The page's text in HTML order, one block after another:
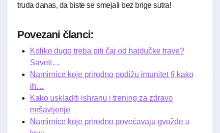
truda danas, da biste se smejali bez brige sutra!
Povezani članci:
Koliko dugo treba piti čaj od hajdučke trave?
Saveti…
Namirnice koje prirodno podižu imunitet (i kako
ih…
Kako uskladiti ishranu i trening za zdravo
mršavljenje
Namirnice koje prirodno povećavaju gvožđe u